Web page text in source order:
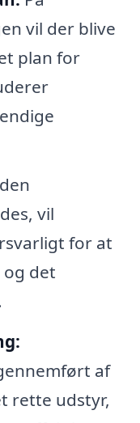
vil der blive
plan for
vil
for at
det
af
rette udstyr,